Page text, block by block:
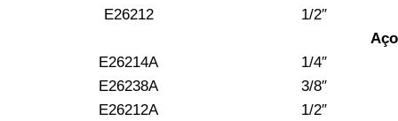
E26212
1/2″
Aço
E26214A
1/4″
E26238A
3/8″
E26212A
1/2″